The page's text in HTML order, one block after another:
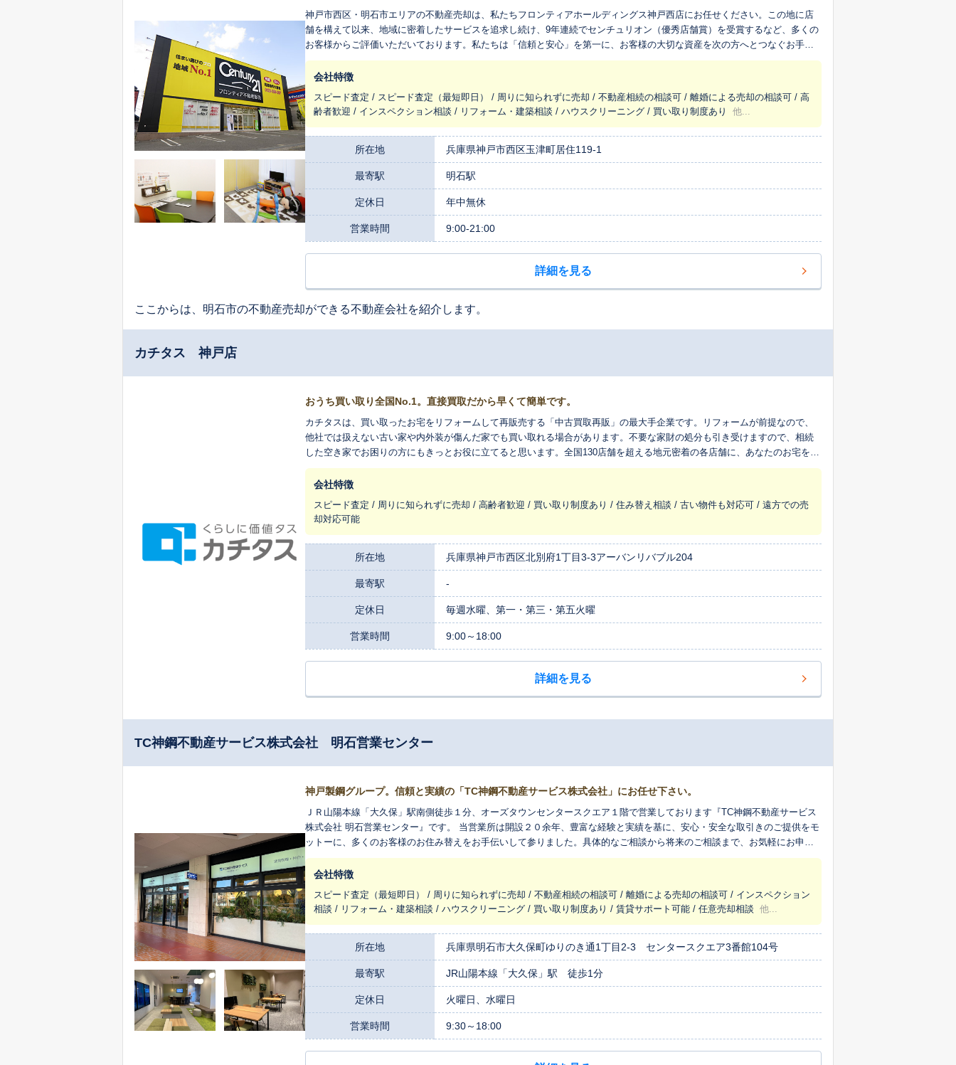
神戸市西区・明石市エリアの不動産売却は、私たちフロンティアホールディングス神戸西店にお任せください。この地に店
舗を構えて以来、地域に密着したサービスを追求し続け、9年連続でセンチュリオン（優秀店舗賞）を受賞するなど、多くの
お客様からご評価いただいております。私たちは「信頼と安心」を第一に、お客様の大切な資産を次の方へとつなぐお手伝
いを、誠心誠意行ってまいります。 私たちの営業は、お客様一人ひとりのお話にしっかりと耳を傾ける、相談を重視したス
タイルです。飛び込み営業は一切行いません。お客様のご事情やご希望を丁寧にお伺いし、不動産の専門家としてだけでな
承り、長期的な視点でお客様の将来を支えます。 地域に精通した地元出身の従業員が多く在籍していることも、神戸西店の
大きな強みです。長年培ってきた豊富な物件情報と地域の情報網を最大限に活かし、お客様にご納得いただけるよう、根拠
の確かな査定価格をご提示します。また、私たちは中古物件の価値をさらに高める改装などのご提案も得意としており、売
却はもちろん、不動産買取や任意売却といった専門的なご相談まで、幅広いご要望に柔軟にお応えします。 店内には広々と
した相談スペースのほか、お子様連れのお客様が安心してお話しいただけるよう、キッズコーナーやオムツ替え施設もご用
意しております。女性従業員も在籍しておりますので、ご希望の方はお気軽にお申し付けください。土日祝日も営業してお
断です。その決断に、確かな実績と心に寄り添う姿勢でお応えします。まずはお気軽にご相談ください。
会社特徴
スピード査定 / スピード査定（最短即日） / 周りに知られずに売却 / 不動産相続の相談可 / 離婚による売却の相談可 / 高
齢者歓迎 / インスペクション相談 / リフォーム・建築相談 / ハウスクリーニング / 買い取り制度あり
他...
所在地 兵庫県神戸市西区玉津町居住119-1
最寄駅 明石駅
定休日 年中無休
営業時間 9:00-21:00
詳細を見る
ここからは、明石市の不動産売却ができる不動産会社を紹介します。
カチタス 神戸店
おうち買い取り全国No.1。直接買取だから早くて簡単です。
カチタスは、買い取ったお宅をリフォームして再販売する「中古買取再販」の最大手企業です。リフォームが前提なので、
他社では扱えない古い家や内外装が傷んだ家でも買い取れる場合があります。不要な家財の処分も引き受けますので、相続
した空き家でお困りの方にもきっとお役に立てると思います。全国130店舗を超える地元密着の各店舗に、あなたのお宅を生
まれ変わらせ、長く住みつなぐお手伝いをさせてください。
会社特徴
スピード査定 / 周りに知られずに売却 / 高齢者歓迎 / 買い取り制度あり / 住み替え相談 / 古い物件も対応可 / 遠方での売
却対応可能
所在地 兵庫県神戸市西区北別府1丁目3-3アーバンリバブル204
最寄駅 -
定休日 毎週水曜、第一・第三・第五火曜
営業時間 9:00～18:00
詳細を見る
TC神鋼不動産サービス株式会社 明石営業センター
神戸製鋼グループ。信頼と実績の「TC神鋼不動産サービス株式会社」にお任せ下さい。
ＪＲ山陽本線「大久保」駅南側徒歩１分、オーズタウンセンタースクエア１階で営業しております『TC神鋼不動産サービス
株式会社 明石営業センター』です。 当営業所は開設２０余年、豊富な経験と実績を基に、安心・安全な取引きのご提供をモ
ットーに、多くのお客様のお住み替えをお手伝いして参りました。具体的なご相談から将来のご相談まで、お気軽にお申し
付け下さい。スタッフ一同、皆様のご来店を心よりお待ちしております。
会社特徴
スピード査定（最短即日） / 周りに知られずに売却 / 不動産相続の相談可 / 離婚による売却の相談可 / インスペクション
相談 / リフォーム・建築相談 / ハウスクリーニング / 買い取り制度あり / 賃貸サポート可能 / 任意売却相談 他...
所在地 兵庫県明石市大久保町ゆりのき通1丁目2-3 センタースクエア3番館104号
最寄駅 JR山陽本線「大久保」駅 徒歩1分
定休日 火曜日、水曜日
営業時間 9:30～18:00